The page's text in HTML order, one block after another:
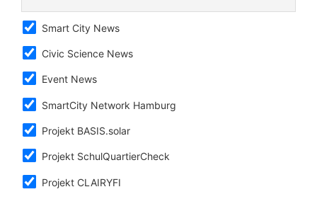
Smart City News
Civic Science News
Event News
SmartCity Network Hamburg
Projekt BASIS.solar
Projekt SchulQuartierCheck
Projekt CLAIRYFI